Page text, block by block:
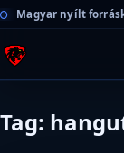
Magyar nyílt
Tag: